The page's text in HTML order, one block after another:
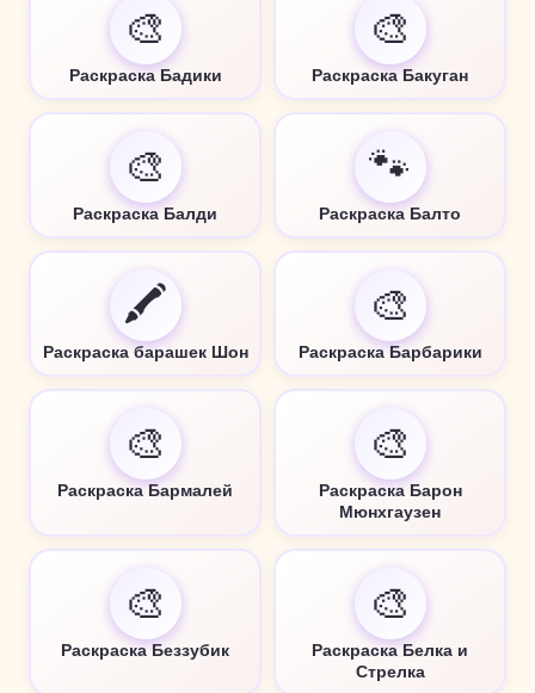
🎨
Раскраска Бадики
🎨
Раскраска Бакуган
🎨
Раскраска Балди
🐾
Раскраска Балто
🖍️
Раскраска барашек Шон
🎨
Раскраска Барбарики
🎨
Раскраска Бармалей
🎨
Раскраска Барон
Мюнхгаузен
🎨
Раскраска Беззубик
🎨
Раскраска Белка и
Стрелка